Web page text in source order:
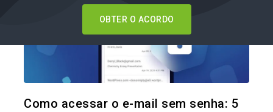
OBTER O ACORDO
Como acessar o e-mail sem senha: 5